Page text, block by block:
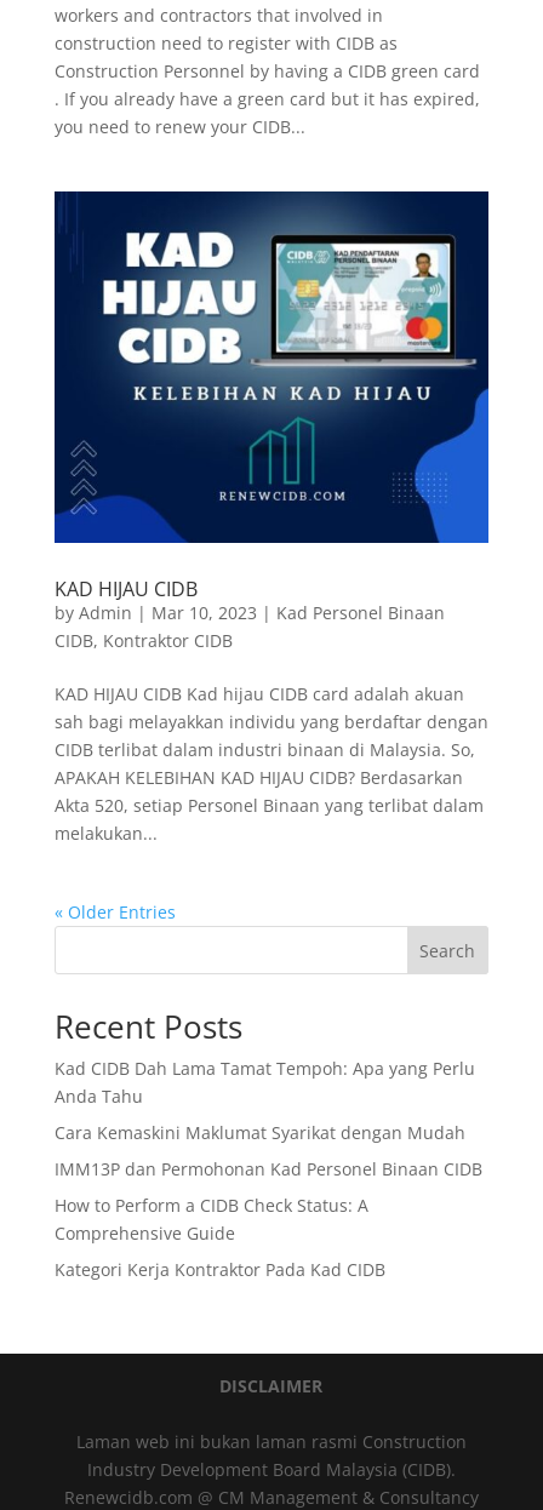
workers and contractors that involved in
construction need to register with CIDB as
Construction Personnel by having a CIDB green card
. If you already have a green card but it has expired,
you need to renew your CIDB...
KAD HIJAU CIDB
by Admin | Mar 10, 2023 | Kad Personel Binaan
CIDB, Kontraktor CIDB
KAD HIJAU CIDB Kad hijau CIDB card adalah akuan
sah bagi melayakkan individu yang berdaftar dengan
CIDB terlibat dalam industri binaan di Malaysia. So,
APAKAH KELEBIHAN KAD HIJAU CIDB? Berdasarkan
Akta 520, setiap Personel Binaan yang terlibat dalam
melakukan...
« Older Entries
Search
Recent Posts
Kad CIDB Dah Lama Tamat Tempoh: Apa yang Perlu
Anda Tahu
Cara Kemaskini Maklumat Syarikat dengan Mudah
IMM13P dan Permohonan Kad Personel Binaan CIDB
How to Perform a CIDB Check Status: A
Comprehensive Guide
Kategori Kerja Kontraktor Pada Kad CIDB
DISCLAIMER
Laman web ini bukan laman rasmi Construction
Industry Development Board Malaysia (CIDB).
Renewcidb.com @ CM Management & Consultancy